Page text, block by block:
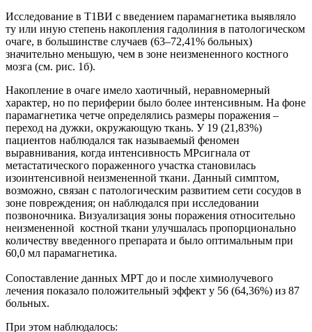
Исследование в Т1ВИ с введением парамагнетика выявляло
ту или иную степень накопления гадолиния в патологическом
очаге, в большинстве случаев (63–72,41% больных)
значительно меньшую, чем в зоне неизмененного костного
мозга (см. рис. 1б).
Накопление в очаге имело хаотичный, неравномерный
характер, но по периферии было более интенсивным. На фоне
парамагнетика четче определялись размеры поражения –
переход на дужки, окружающую ткань. У 19 (21,83%)
пациентов наблюдался так называемый феномен
выравнивания, когда интенсивность МРсигнала от
метастатического пораженного участка становилась
изоинтенсивной неизмененной ткани. Данный симптом,
возможно, связан с патологическим развитием сети сосудов в
зоне повреждения; он наблюдался при исследовании
позвоночника. Визуализация зоны поражения относительно
неизмененной костной ткани улучшалась пропорционально
количеству введенного препарата и было оптимальным при
60,0 мл парамагнетика.
Сопоставление данных МРТ до и после химиолучевого
лечения показало положительный эффект у 56 (64,36%) из 87
больных.
При этом наблюдалось: